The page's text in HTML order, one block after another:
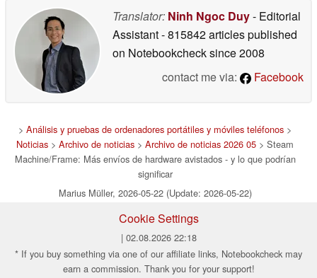
Translator: Ninh Ngoc Duy- Editorial
Assistant- 815842 articles published
on Notebookchecksince 2008
contact me via:
Facebook
> Análisis y pruebas de ordenadores portátiles y móviles teléfonos >
Noticias > Archivo de noticias > Archivo de noticias 2026 05 > Steam
Machine/Frame: Más envíos de hardware avistados - y lo que podrían
significar
Marius Müller, 2026-05-22 (Update: 2026-05-22)
Cookie Settings
| 02.08.2026 22:18
* If you buy something via one of our affiliate links, Notebookcheck may
earn a commission. Thank you for your support!